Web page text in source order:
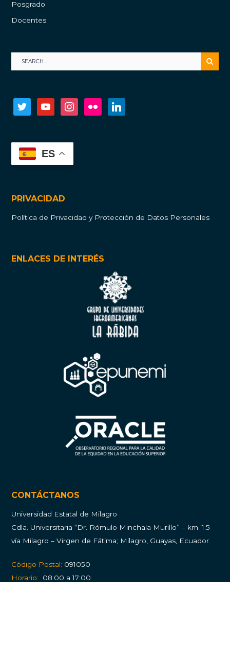
Posgrado
Docentes
twitter youtube instagramflickr
ES
PRIVACIDAD
Política de Privacidad y Protección de Datos Personales
ENLACES DE INTERÉS
CONTÁCTANOS
Universidad Estatal de Milagro
Cdla. Universitaria “Dr. Rómulo Minchala Murillo” – km. 1.5
vía Milagro – Virgen de Fátima; Milagro, Guayas, Ecuador.
Código Postal: 091050
Horario:
08:00 a 17:00